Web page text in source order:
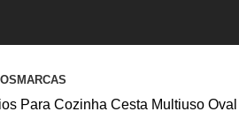
MARCAS
Para Cozinha Cesta Multiuso